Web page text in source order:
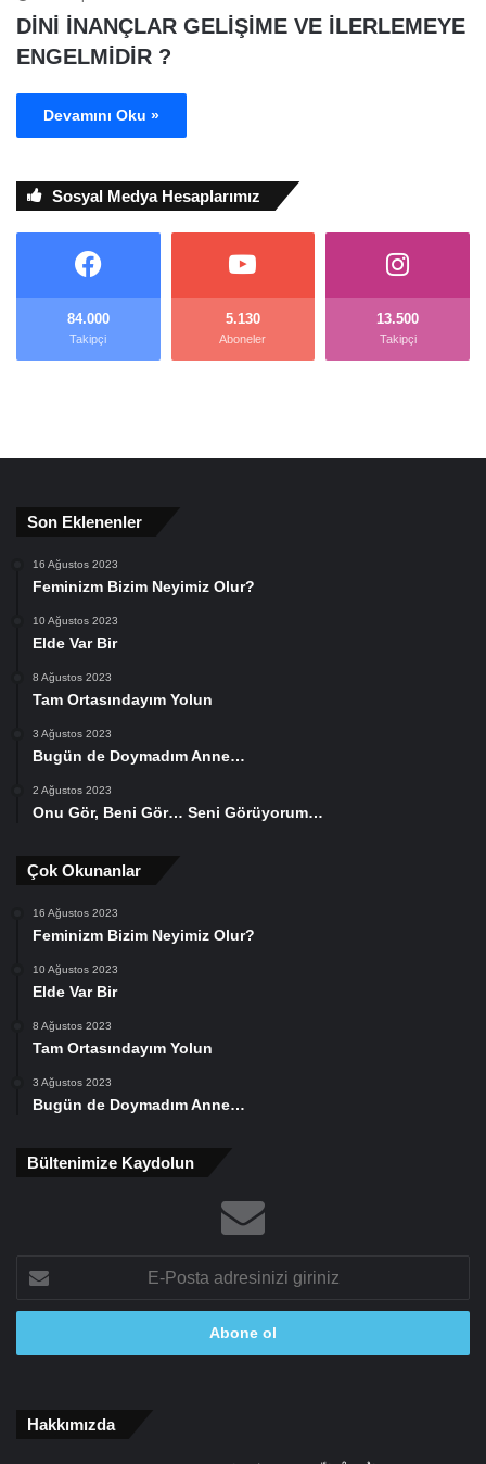
DİNİ İNANÇLAR GELİŞİME VE İLERLEMEYE
ENGELMİDİR ?
Devamını Oku »
Sosyal Medya Hesaplarımız
84.000
Takipçi
5.130
Aboneler
13.500
Takipçi
Son Eklenenler
16 Ağustos 2023
Feminizm Bizim Neyimiz Olur?
10 Ağustos 2023
Elde Var Bir
8 Ağustos 2023
Tam Ortasındayım Yolun
3 Ağustos 2023
Bugün de Doymadım Anne…
2 Ağustos 2023
Onu Gör, Beni Gör… Seni Görüyorum…
Çok Okunanlar
16 Ağustos 2023
Feminizm Bizim Neyimiz Olur?
10 Ağustos 2023
Elde Var Bir
8 Ağustos 2023
Tam Ortasındayım Yolun
3 Ağustos 2023
Bugün de Doymadım Anne…
Bültenimize Kaydolun
Posta
adresinizi
Hakkımızda